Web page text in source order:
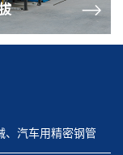
、汽车用精密钢管